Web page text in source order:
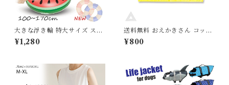
大きな浮き輪 特大サイズ スイ
カ カップル うきわ 可愛い レ
ッド 浮き輪 大きい ビッグサイ
ンスタ映え SNS映え 映え G12
¥1,280
送料無料 おえかきさん コット
ン100% フェイスタオル しば
いぬさん イエロー 黄色 綿10
ル プレゼント ギフト 柴犬 し
ば犬 犬 HO-41-466 TK034
¥800